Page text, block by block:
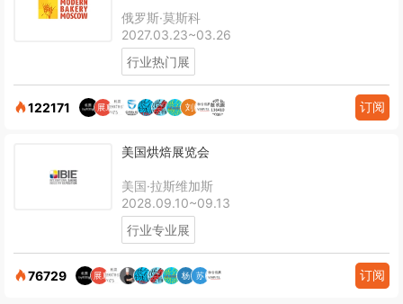
俄罗斯·莫斯科
2027.03.23~03.26
行业热门展
122171 订阅
美国烘焙展览会
美国·拉斯维加斯
2028.09.10~09.13
行业专业展
76729 订阅